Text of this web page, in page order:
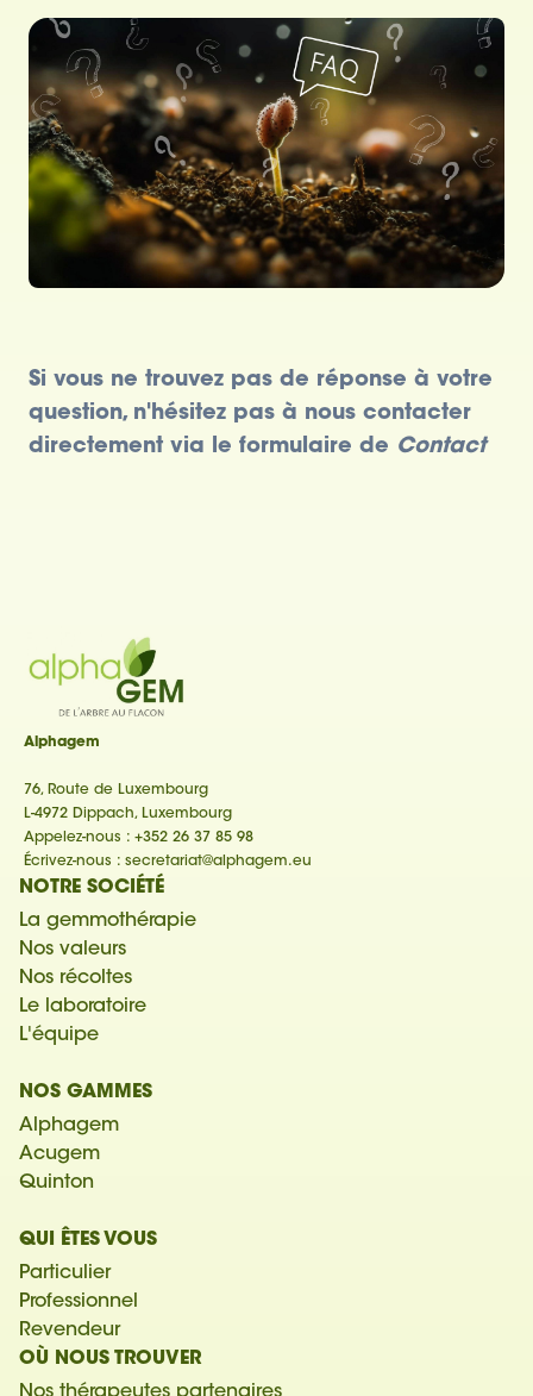
Si vous ne trouvez pas de réponse à votre
question, n'hésitez pas à nous contacter
directement via le formulaire de Contact
Alphagem
76, Route de Luxembourg
L-4972 Dippach, Luxembourg
Appelez-nous : +352 26 37 85 98
Écrivez-nous : secretariat@alphagem.eu
NOTRE SOCIÉTÉ
La gemmothérapie
Nos valeurs
Nos récoltes
Le laboratoire
L'équipe
NOS GAMMES
Alphagem
Acugem
Quinton
QUI ÊTES VOUS
Particulier
Professionnel
Revendeur
OÙ NOUS TROUVER